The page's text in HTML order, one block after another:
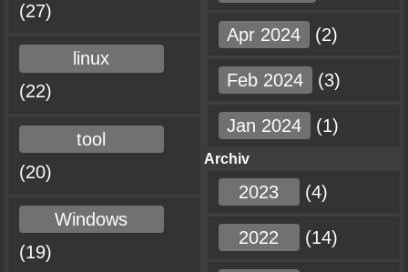
Apr 2024 (2)
Feb 2024 (3)
Jan 2024 (1)
Archiv
2023 (4)
2022 (14)
(27)
linux
(22)
tool
(20)
Windows
(19)